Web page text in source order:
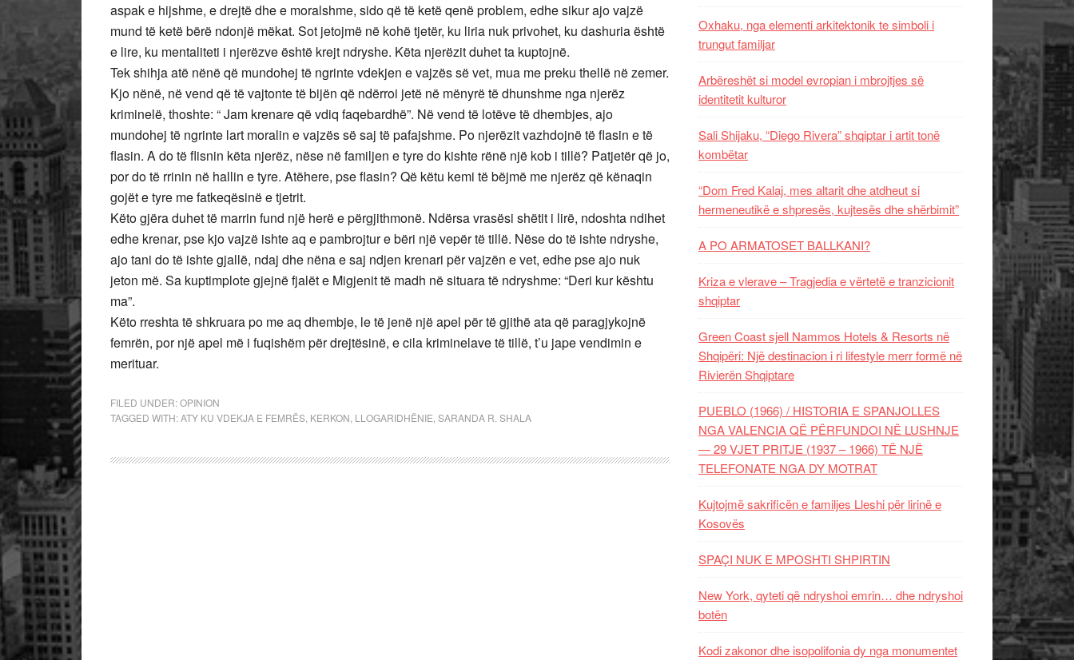
aspak e hijshme, e drejtë dhe e moralshme, sido që të ketë qenë problem, edhe sikur ajo vajzë
mund të ketë bërë ndonjë mëkat. Sot jetojmë në kohë tjetër, ku liria nuk privohet, ku dashuria është
e lire, ku mentaliteti i njerëzve është krejt ndryshe. Këta njerëzit duhet ta kuptojnë.
Tek shihja atë nënë që mundohej të ngrinte vdekjen e vajzës së vet, mua me preku thellë në zemer.
Kjo nënë, në vend që të vajtonte të bijën që ndërroi jetë në mënyrë të dhunshme nga njerëz
kriminelë, thoshte: “ Jam krenare që vdiq faqebardhë”. Në vend të lotëve të dhembjes, ajo
mundohej të ngrinte lart moralin e vajzës së saj të pafajshme. Po njerëzit vazhdojnë të flasin e të
flasin. A do të flisnin këta njerëz, nëse në familjen e tyre do kishte rënë një kob i tillë? Patjetër që jo,
por do të rrinin në hallin e tyre. Atëhere, pse flasin? Që këtu kemi të bëjmë me njerëz që kënaqin
gojët e tyre me fatkeqësinë e tjetrit.
Këto gjëra duhet të marrin fund një herë e përgjithmonë. Ndërsa vrasësi shëtit i lirë, ndoshta ndihet
edhe krenar, pse kjo vajzë ishte aq e pambrojtur e bëri një vepër të tillë. Nëse do të ishte ndryshe,
ajo tani do të ishte gjallë, ndaj dhe nëna e saj ndjen krenari për vajzën e vet, edhe pse ajo nuk
jeton më. Sa kuptimplote gjejnë fjalët e Migjenit të madh në situara të ndryshme: “Deri kur kështu
ma”.
Këto rreshta të shkruara po me aq dhembje, le të jenë një apel për të gjithë ata që paragjykojnë
femrën, por një apel më i fuqishëm për drejtësinë, e cila kriminelave të tillë, t’u jape vendimin e
merituar.
FILED UNDER:OPINION
TAGGED WITH:ATY KU VDEKJA E FEMRËS KERKON LLOGARIDHËNIE SARANDA R. SHALA
Oxhaku, nga elementi arkitektonik te simboli i
trungut familjar
Arbëreshët si model evropian i mbrojtjes së
identitetit kulturor
Sali Shijaku, “Diego Rivera” shqiptar i artit tonë
kombëtar
“Dom Fred Kalaj, mes altarit dhe atdheut si
hermeneutikë e shpresës, kujtesës dhe shërbimit”
A PO ARMATOSET BALLKANI?
Kriza e vlerave – Tragjedia e vërtetë e tranzicionit
shqiptar
Green Coast sjell Nammos Hotels & Resorts në
Shqipëri: Një destinacion i ri lifestyle merr formë në
Rivierën Shqiptare
PUEBLO (1966) / HISTORIA E SPANJOLLES
NGA VALENCIA QË PËRFUNDOI NË LUSHNJE
— 29 VJET PRITJE (1937 – 1966) TË NJË
TELEFONATE NGA DY MOTRAT
Kujtojmë sakrificën e familjes Lleshi për lirinë e
Kosovës
SPAÇI NUK E MPOSHTI SHPIRTIN
New York, qyteti që ndryshoi emrin… dhe ndryshoi
botën
Kodi zakonor dhe isopolifonia dy nga monumentet